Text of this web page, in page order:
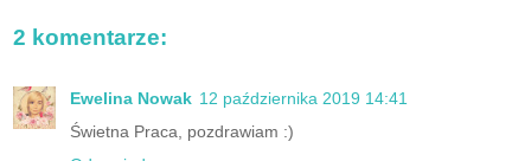
2 komentarze:
Ewelina Nowak 12 października 2019 14:41
Świetna Praca, pozdrawiam :)